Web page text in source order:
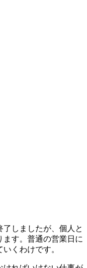
しましたが、個人と
ます。普通の営業日に
くわけです。